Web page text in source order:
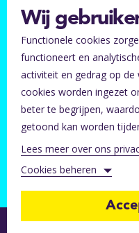
Privacy- en cookie beleid
Contact
Ontvang onze nieuwsbrief
Tickets kwijt?
FAQ voor ticket kopers
Neem contact met ons op
Helpcentrum organisatoren
Follow our
Wij
Functionele cookies
functioneert en
activiteit en gedrag op
cookies worden ingezet
beter te begrijpen,
getoond kan worden
Lees meer over ons
Cookies beheren
Functionele